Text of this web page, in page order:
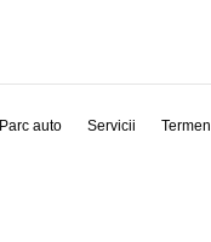
Parc auto Servicii